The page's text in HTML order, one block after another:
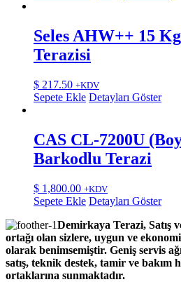
Seles AHW++ 15
Terazisi
$ 217.50 +KDV
Sepete Ekle Detayları Göster
CAS CL-7200U
Barkodlu Terazi
$ 1,800.00 +KDV
Sepete Ekle Detayları Göster
Demirkaya Terazi, Satış
ortağı olan sizlere, uygun ve
olarak benimsemiştir. Geniş servis
satış, teknik destek, tamir ve bakım
ortaklarına sunmaktadır.